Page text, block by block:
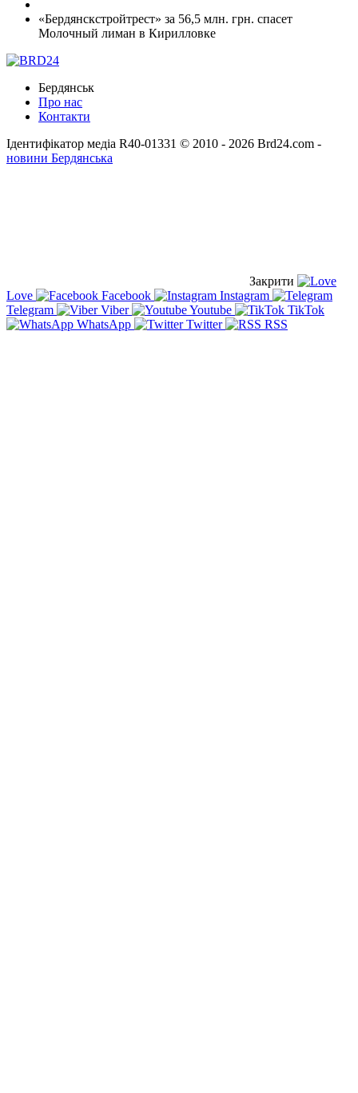
«Бердянскстройтрест» за 56,5 млн. грн. спасет
Молочный лиман в Кирилловке
Бердянськ
Про нас
Контакти
Ідентифікатор медіа R40-01331 © 2010 - 2026 Brd24.com -
новини Бердянська
Закрити
Love
Facebook
Instagram
Telegram
Viber Youtube
TikTok
WhatsApp
Twitter RSS